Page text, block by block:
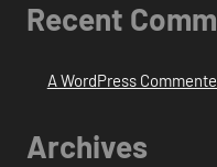
Recent
A WordPress
Archives